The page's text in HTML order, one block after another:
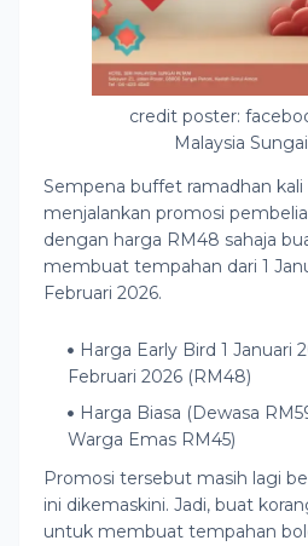
credit poster:
Malaysia
Sempena buffet ramadhan kali
menjalankan promosi
dengan harga RM48 sahaja
membuat tempahan dari 1
Februari 2026.
Harga Early Bird 1 Januari
Februari 2026 (RM48)
Harga Biasa (Dewasa
Warga Emas RM45)
Promosi tersebut masih lagi
ini dikemaskini. Jadi, buat
untuk membuat tempahan